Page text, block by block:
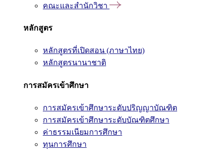
คณะและสำนักวิชา
หลักสูตร
หลักสูตรที่เปิดสอน (ภาษาไทย)
หลักสูตรนานาชาติ
การสมัครเข้าศึกษา
การสมัครเข้าศึกษาระดับปริญญาบัณฑิต
การสมัครเข้าศึกษาระดับบัณฑิตศึกษา
ค่าธรรมเนียมการศึกษา
ทุนการศึกษา